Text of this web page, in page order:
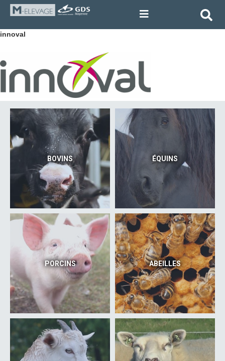
innoval
BOVINS ÉQUINS
PORCINS ABEILLES